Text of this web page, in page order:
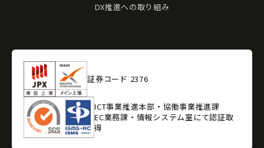
DX推進への取り組み
証券コード 2376
ICT事業推進本部・協働事業推進課
EC業務課・情報システム室にて認証取
得